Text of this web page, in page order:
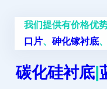
我们提供有价格优
口片、 砷化镓衬底、
碳化硅衬底|